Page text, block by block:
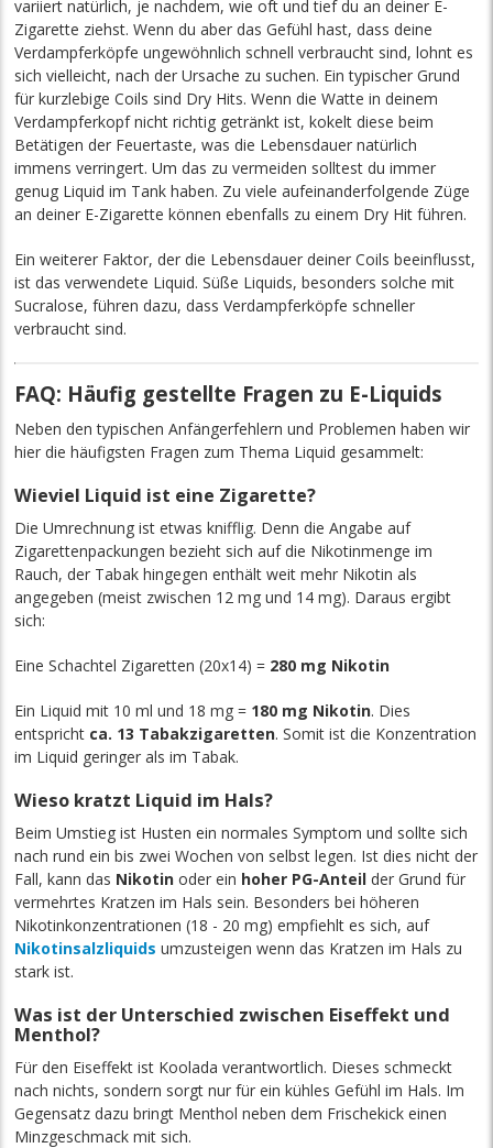
variiert natürlich, je nachdem, wie oft und tief du an deiner E-
Zigarette ziehst. Wenn du aber das Gefühl hast, dass deine
Verdampferköpfe ungewöhnlich schnell verbraucht sind, lohnt es
sich vielleicht, nach der Ursache zu suchen. Ein typischer Grund
für kurzlebige Coils sind Dry Hits. Wenn die Watte in deinem
Verdampferkopf nicht richtig getränkt ist, kokelt diese beim
Betätigen der Feuertaste, was die Lebensdauer natürlich
immens verringert. Um das zu vermeiden solltest du immer
genug Liquid im Tank haben. Zu viele aufeinanderfolgende Züge
an deiner E-Zigarette können ebenfalls zu einem Dry Hit führen.
Ein weiterer Faktor, der die Lebensdauer deiner Coils beeinflusst,
ist das verwendete Liquid. Süße Liquids, besonders solche mit
Sucralose, führen dazu, dass Verdampferköpfe schneller
verbraucht sind.
FAQ: Häufig gestellte Fragen zu E-Liquids
Neben den typischen Anfängerfehlern und Problemen haben wir
hier die häufigsten Fragen zum Thema Liquid gesammelt:
Wieviel Liquid ist eine Zigarette?
Die Umrechnung ist etwas knifflig. Denn die Angabe auf
Zigarettenpackungen bezieht sich auf die Nikotinmenge im
Rauch, der Tabak hingegen enthält weit mehr Nikotin als
angegeben (meist zwischen 12 mg und 14 mg). Daraus ergibt
sich:
Eine Schachtel Zigaretten (20x14) = 280 mg Nikotin
Ein Liquid mit 10 ml und 18 mg = 180 mg Nikotin. Dies
entspricht ca. 13 Tabakzigaretten. Somit ist die Konzentration
im Liquid geringer als im Tabak.
Wieso kratzt Liquid im Hals?
Beim Umstieg ist Husten ein normales Symptom und sollte sich
nach rund ein bis zwei Wochen von selbst legen. Ist dies nicht der
Fall, kann das Nikotin oder ein hoher PG-Anteil der Grund für
vermehrtes Kratzen im Hals sein. Besonders bei höheren
Nikotinkonzentrationen (18 - 20 mg) empfiehlt es sich, auf
Nikotinsalzliquids umzusteigen wenn das Kratzen im Hals zu
stark ist.
Was ist der Unterschied zwischen Eiseffekt und
Menthol?
Für den Eiseffekt ist Koolada verantwortlich. Dieses schmeckt
nach nichts, sondern sorgt nur für ein kühles Gefühl im Hals. Im
Gegensatz dazu bringt Menthol neben dem Frischekick einen
Minzgeschmack mit sich.